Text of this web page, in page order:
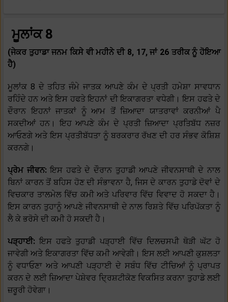
ਮੂਲਾਂਕ 8
(ਜੇਕਰ ਤੁਹਾਡਾ ਜਨਮ ਕਿਸੇ ਵੀ ਮਹੀਨੇ ਦੀ 8, 17, ਜਾਂ 26 ਤਰੀਕ ਨੂੰ ਹੋਇਆ
ਹੈ)
ਮੂਲਾਂਕ 8 ਦੇ ਤਹਿਤ ਜੰਮੇ ਜਾਤਕ ਆਪਣੇ ਕੰਮ ਦੇ ਪ੍ਰਤੀ ਹਮੇਸ਼ਾ ਸਾਵਧਾਨ
ਰਹਿੰਦੇ ਹਨ ਅਤੇ ਇਸ ਹਫਤੇ ਇਹਨਾਂ ਦੀ ਇਕਾਗਰਤਾ ਵਧੇਗੀ। ਇਸ ਹਫਤੇ ਦੇ
ਦੌਰਾਨ ਇਹਨਾਂ ਜਾਤਕਾਂ ਨੂੰ ਆਮ ਤੋਂ ਜ਼ਿਆਦਾ ਯਾਤਰਾਵਾਂ ਕਰਨੀਆਂ ਪੈ
ਸਕਦੀਆਂ ਹਨ। ਇਹ ਆਪਣੇ ਕੰਮ ਦੇ ਪ੍ਰਤੀ ਜ਼ਿਆਦਾ ਪ੍ਰਤਿਬੱਧ ਨਜ਼ਰ
ਆਓਣਗੇ ਅਤੇ ਇਸ ਪ੍ਰਤੀਬੱਧਤਾ ਨੂੰ ਬਰਕਰਾਰ ਰੱਖਣ ਦੀ ਹਰ ਸੰਭਵ ਕੋਸ਼ਿਸ਼
ਕਰਨਗੇ।
ਪ੍ਰੇਮ ਜੀਵਨ:ਇਸ ਹਫਤੇ ਦੇ ਦੌਰਾਨ ਤੁਹਾਡੀ ਆਪਣੇ ਜੀਵਨਸਾਥੀ ਦੇ ਨਾਲ
ਬਿਨਾਂ ਕਾਰਨ ਤੋਂ ਬਹਿਸ ਹੋਣ ਦੀ ਸੰਭਾਵਨਾ ਹੈ, ਜਿਸ ਦੇ ਕਾਰਨ ਤੁਹਾਡੇ ਦੋਵਾਂ ਦੇ
ਵਿਚਕਾਰ ਤਾਲਮੇਲ ਵਿੱਚ ਕਮੀ ਅਤੇ ਪਰਿਵਾਰ ਵਿੱਚ ਵਿਵਾਦ ਹੋ ਸਕਦਾ ਹੈ।
ਇਸ ਕਾਰਨ ਤੁਹਾਨੂੰ ਆਪਣੇ ਜੀਵਨਸਾਥੀ ਦੇ ਨਾਲ ਰਿਸ਼ਤੇ ਵਿੱਚ ਪਰਿਪੱਕਤਾ ਨੂੰ
ਲੈ ਕੇ ਭਰੋਸੇ ਦੀ ਕਮੀ ਹੋ ਸਕਦੀ ਹੈ।
ਪੜ੍ਹਾਈ:ਇਸ ਹਫਤੇ ਤੁਹਾਡੀ ਪੜ੍ਹਾਈ ਵਿੱਚ ਦਿਲਚਸਪੀ ਥੋੜੀ ਘੱਟ ਹੋ
ਜਾਵੇਗੀ ਅਤੇ ਇਕਾਗਰਤਾ ਵਿੱਚ ਕਮੀ ਆਵੇਗੀ। ਇਸ ਲਈ ਆਪਣੀ ਕੁਸ਼ਲਤਾ
ਨੂੰ ਵਧਾਓਣਾ ਅਤੇ ਆਪਣੀ ਪੜ੍ਹਾਈ ਦੇ ਸਬੰਧ ਵਿੱਚ ਟੀਚਿਆਂ ਨੂੰ ਪ੍ਰਾਪਤ
ਕਰਨ ਦੇ ਲਈ ਜ਼ਿਆਦਾ ਪੇਸ਼ੇਵਰ ਦ੍ਰਿਸ਼ਟੀਕੋਣ ਵਿਕਸਿਤ ਕਰਨਾ ਤੁਹਾਡੇ ਲਈ
ਜ਼ਰੂਰੀ ਹੋਵੇਗਾ।